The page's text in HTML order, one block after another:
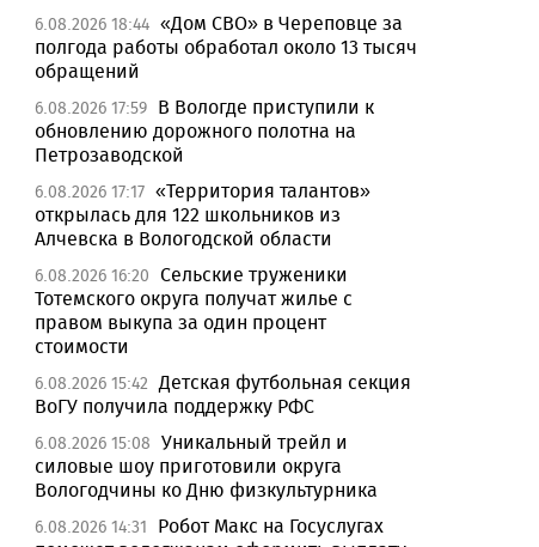
6.08.2026 18:44 «Дом СВО» в Череповце за
полгода работы обработал около 13 тысяч
обращений
6.08.2026 17:59 В Вологде приступили к
обновлению дорожного полотна на
Петрозаводской
6.08.2026 17:17 «Территория талантов»
открылась для 122 школьников из
Алчевска в Вологодской области
6.08.2026 16:20 Сельские труженики
Тотемского округа получат жилье с
правом выкупа за один процент
стоимости
6.08.2026 15:42 Детская футбольная секция
ВоГУ получила поддержку РФС
6.08.2026 15:08 Уникальный трейл и
силовые шоу приготовили округа
Вологодчины ко Дню физкультурника
6.08.2026 14:31
Робот Макс на Госуслугах